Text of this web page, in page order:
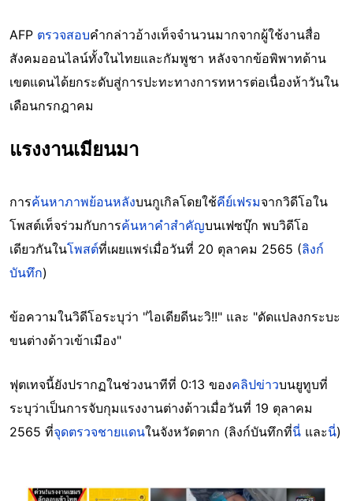
AFP ตรวจสอบคำกล่าวอ้างเท็จจำนวนมากจากผู้ใช้งานสื่อ
สังคมออนไลน์ทั้งในไทยและกัมพูชา หลังจากข้อพิพาทด้าน
เขตแดนได้ยกระดับสู่การปะทะทางการทหารต่อเนื่องห้าวันใน
เดือนกรกฎาคม
แรงงานเมียนมา
การค้นหาภาพย้อนหลังบนกูเกิลโดยใช้คีย์เฟรมจากวิดีโอใน
โพสต์เท็จร่วมกับการค้นหาคำสำคัญบนเฟซบุ๊ก พบวิดีโอ
เดียวกันในโพสต์ที่เผยแพร่เมื่อวันที่ 20 ตุลาคม 2565 (ลิงก์
บันทึก)
ข้อความในวิดีโอระบุว่า "ไอเดียดีนะวิ!!" และ "ดัดแปลงกระบะ
ขนต่างด้าวเข้าเมือง"
ฟุตเทจนี้ยังปรากฏในช่วงนาทีที่ 0:13 ของคลิปข่าวบนยูทูบที่
ระบุว่าเป็นการจับกุมแรงงานต่างด้าวเมื่อวันที่ 19 ตุลาคม
2565 ที่จุดตรวจชายแดนในจังหวัดตาก (ลิงก์บันทึกที่นี่ และนี่)
Image